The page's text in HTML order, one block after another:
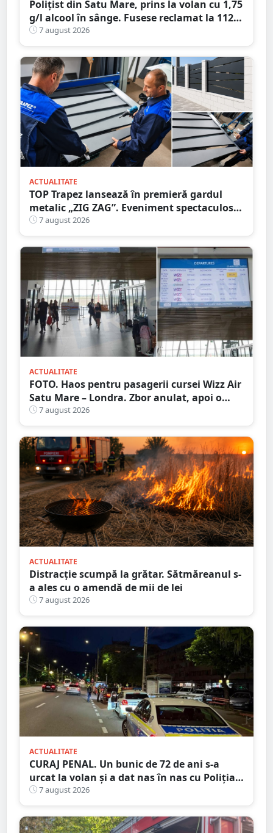
Polițist din Satu Mare, prins la volan cu 1,75
g/l alcool în sânge. Fusese reclamat la 112
că circula pe contrasens
7 august 2026
ACTUALITATE
TOP Trapez lansează în premieră gardul
metalic „ZIG ZAG”. Eveniment spectaculos
în Grădina Romei
7 august 2026
ACTUALITATE
FOTO. Haos pentru pasagerii cursei Wizz Air
Satu Mare – Londra. Zbor anulat, apoi o
nouă întârziere. Fără explicații clare
7 august 2026
ACTUALITATE
Distracție scumpă la grătar. Sătmăreanul s-
a ales cu o amendă de mii de lei
7 august 2026
ACTUALITATE
CURAJ PENAL. Un bunic de 72 de ani s-a
urcat la volan și a dat nas în nas cu Poliția
Satu Mare
7 august 2026